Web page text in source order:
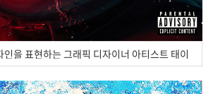
인을 표현하는 그래픽 디자이너 아티스트 태이